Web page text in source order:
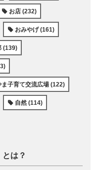
お店 (232)
おみやげ (161)
(139)
ま子育て交流広場 (122)
自然 (114)
は？